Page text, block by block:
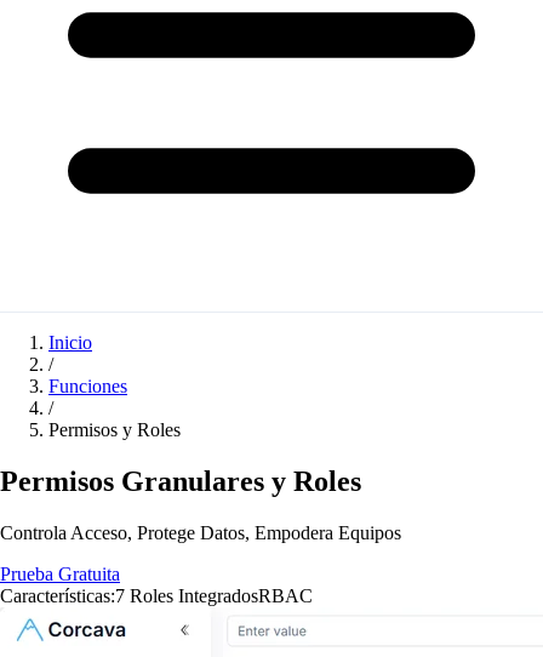
Inicio
/
Funciones
/
Permisos y Roles
Permisos Granulares y Roles
Controla Acceso, Protege Datos, Empodera Equipos
Prueba Gratuita
Características:7 Roles IntegradosRBAC